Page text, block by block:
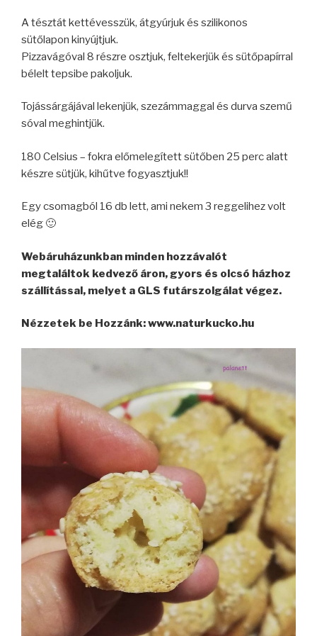
A tésztát kettévesszük, átgyúrjuk és szilikonos
sütőlapon kinyújtjuk.
Pizzavágóval 8 részre osztjuk, feltekerjük és sütőpapírral
bélelt tepsibe pakoljuk.
Tojássárgájával lekenjük, szezámmaggal és durva szemű
sóval meghintjük.
180 Celsius – fokra előmelegített sütőben 25 perc alatt
készre sütjük, kihűtve fogyasztjuk!!
Egy csomagból 16 db lett, ami nekem 3 reggelihez volt
elég 🙂
Webáruházunkban minden hozzávalót
megtaláltok kedvező áron, gyors és olcsó házhoz
szállítással, melyet a GLS futárszolgálat végez.
Nézzetek be Hozzánk: www.naturkucko.hu